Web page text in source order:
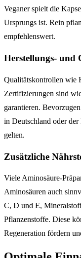
Veganer spielt die
Ursprungs ist. Rein
empfehlenswert.
Herstellungs- und
Qualitätskontrollen wie
Zertifizierungen sind
garantieren.
in Deutschland oder
gelten.
Zusätzliche
Viele Aminosäure-
Aminosäuren auch
C, D und E,
Pflanzenstoffe. Diese
Regeneration fördern